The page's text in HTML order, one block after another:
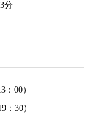
分
00）
：30）